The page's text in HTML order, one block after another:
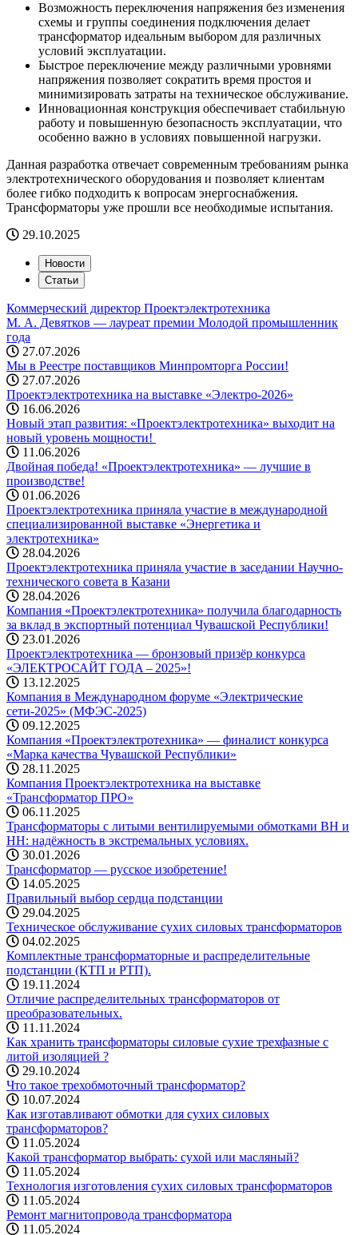
Возможность переключения напряжения без изменения
схемы и группы соединения подключения делает
трансформатор идеальным выбором для различных
условий эксплуатации.
Быстрое переключение между различными уровнями
напряжения позволяет сократить время простоя и
минимизировать затраты на техническое обслуживание.
Инновационная конструкция обеспечивает стабильную
работу и повышенную безопасность эксплуатации, что
особенно важно в условиях повышенной нагрузки.
Данная разработка отвечает современным требованиям рынка
электротехнического оборудования и позволяет клиентам
более гибко подходить к вопросам энергоснабжения.
Трансформаторы уже прошли все необходимые испытания.
29.10.2025
Новости
Статьи
Коммерческий директор Проектэлектротехника
М. А. Девятков — лауреат премии Молодой промышленник
года
27.07.2026
Мы в Реестре поставщиков Минпромторга России!
27.07.2026
Проектэлектротехника на выставке «Электро-2026»
16.06.2026
Новый этап развития: «Проектэлектротехника» выходит на
новый уровень мощности! ️
11.06.2026
Двойная победа! «Проектэлектротехника» — лучшие в
производстве!
01.06.2026
Проектэлектротехника приняла участие в международной
специализированной выставке «Энергетика и
электротехника»
28.04.2026
Проектэлектротехника приняла участие в заседании Научно-
технического совета в Казани
28.04.2026
Компания «Проектэлектротехника» получила благодарность
за вклад в экспортный потенциал Чувашской Республики!
23.01.2026
Проектэлектротехника — бронзовый призёр конкурса
«ЭЛЕКТРОСАЙТ ГОДА – 2025»!
13.12.2025
Компания в Международном форуме «Электрические
сети-2025» (МФЭС-2025)
09.12.2025
Компания «Проектэлектротехника» — финалист конкурса
«Марка качества Чувашской Республики»
28.11.2025
Компания Проектэлектротехника на выставке
«Трансформатор ПРО»
06.11.2025
Трансформаторы с литыми вентилируемыми обмотками ВН и
НН: надёжность в экстремальных условиях.
30.01.2026
Трансформатор — русское изобретение!
14.05.2025
Правильный выбор сердца подстанции
29.04.2025
Техническое обслуживание сухих силовых трансформаторов
04.02.2025
Комплектные трансформаторные и распределительные
подстанции (КТП и РТП).
19.11.2024
Отличие распределительных трансформаторов от
преобразовательных.
11.11.2024
Как хранить трансформаторы силовые сухие трехфазные с
литой изоляцией ?
29.10.2024
Что такое трехобмоточный трансформатор?
10.07.2024
Как изготавливают обмотки для сухих силовых
трансформаторов?
11.05.2024
Какой трансформатор выбрать: cухой или масляный?
11.05.2024
Технология изготовления сухих силовых трансформаторов
11.05.2024
Ремонт магнитопровода трансформатора
11.05.2024